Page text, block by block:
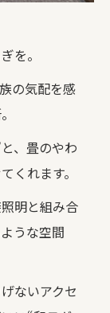
を。
の気配を感
、畳のやわ
くれます。
明と組み合
うな空間
ないアクセ